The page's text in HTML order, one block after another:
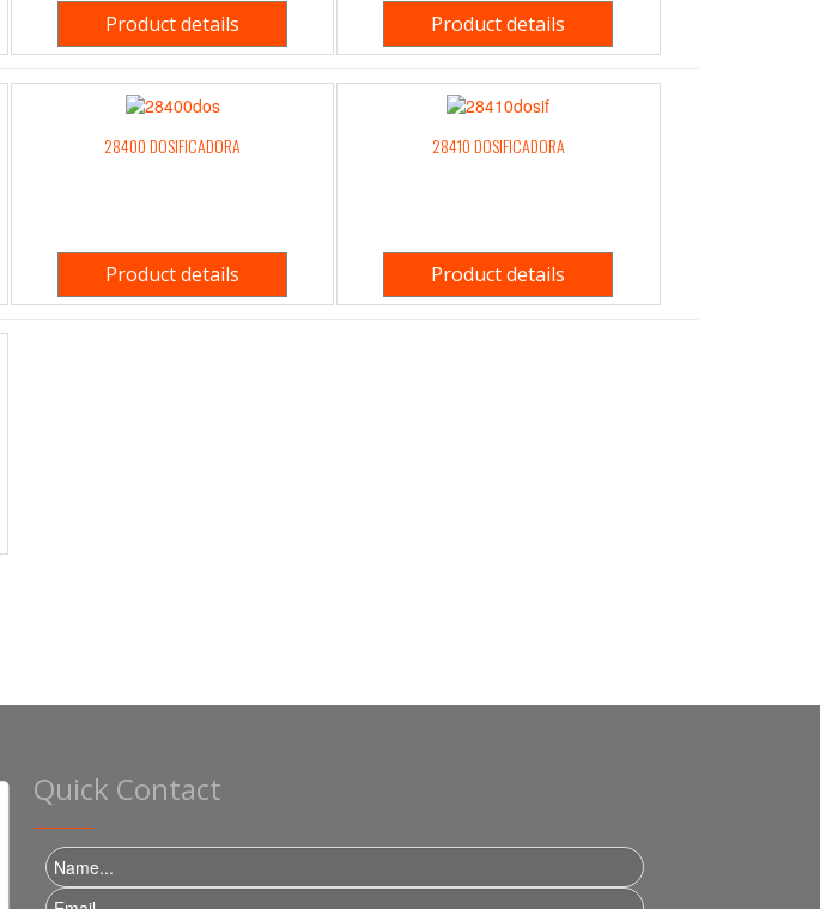
Product details Product details
28400 DOSIFICADORA
Product details
28410 DOSIFICADORA
Product details
Quick Contact